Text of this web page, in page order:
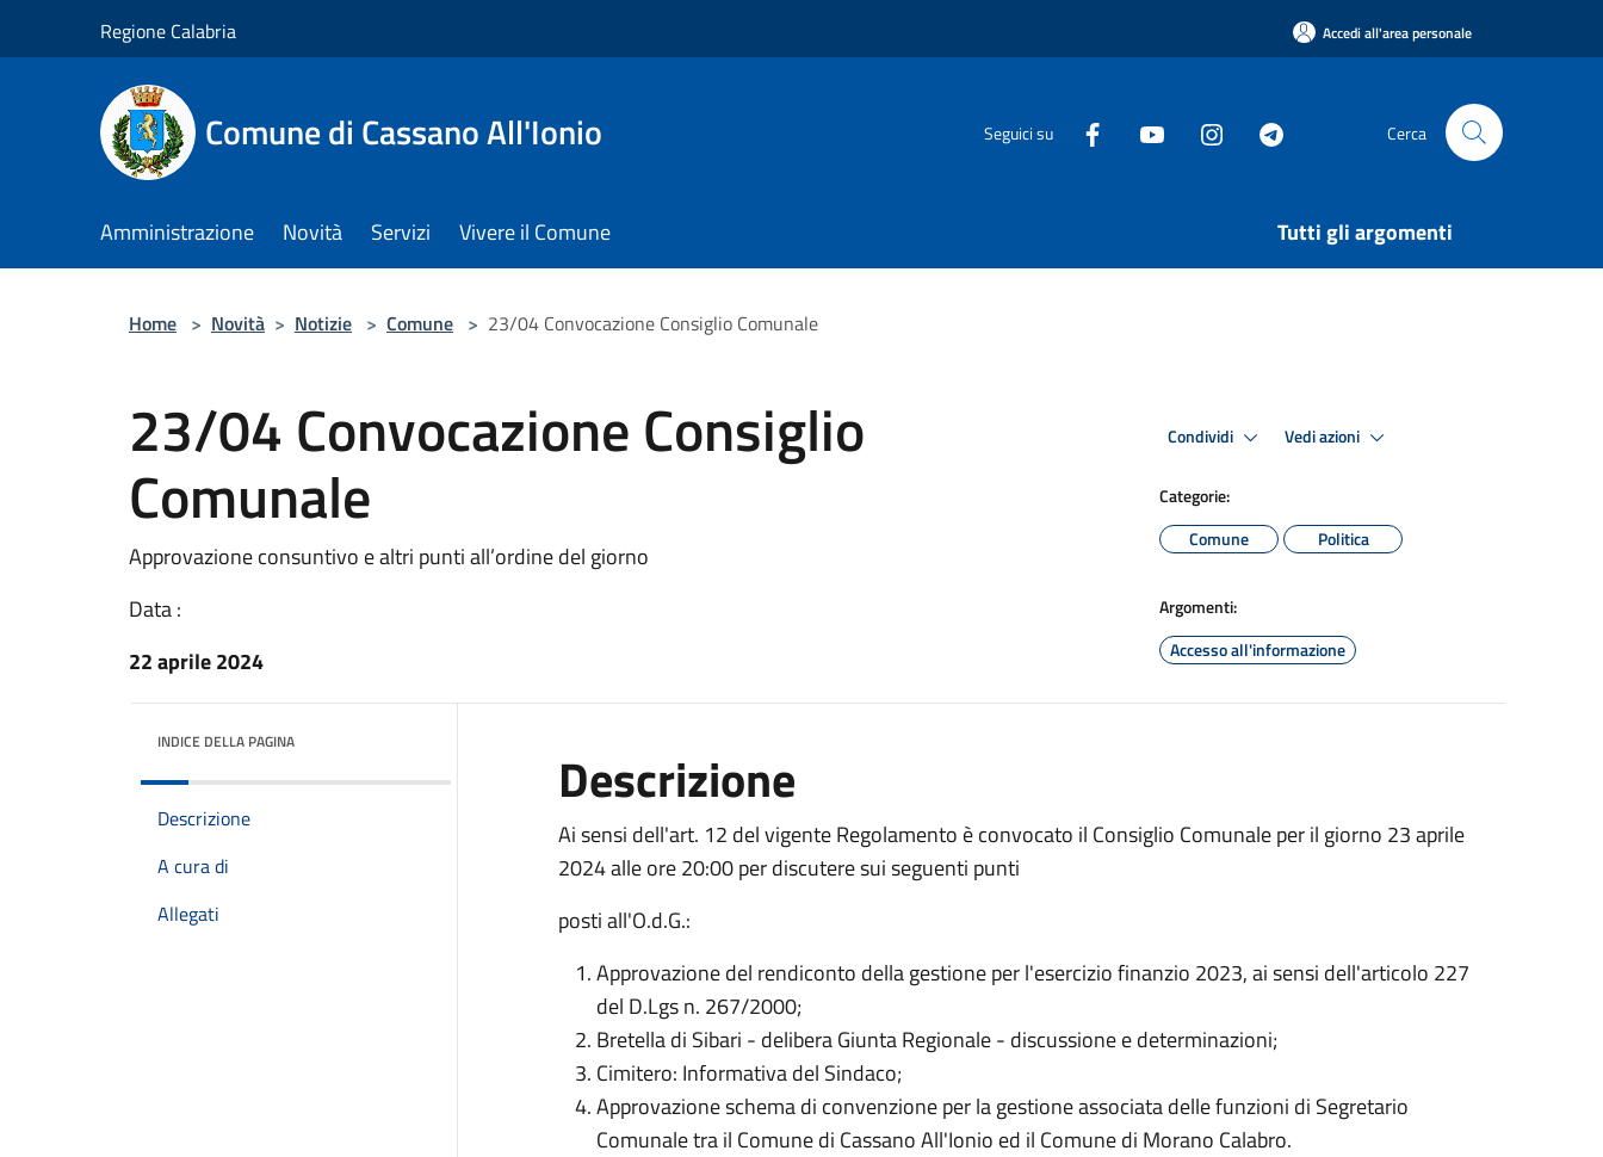
Regione Calabria Accedi all'area personale
Comune di Cassano All'Ionio Seguici su Cerca
Amministrazione Novità Servizi Vivere il Comune Tutti gli argomenti
Home > Novità > Notizie > Comune > 23/04 Convocazione Consiglio Comunale
23/04 Convocazione Consiglio
Comunale
Approvazione consuntivo e altri punti all’ordine del giorno
Data :
22 aprile 2024
Condividi Vedi azioni
Categorie:
Comune
Politica
Argomenti:
Accesso all'informazione
INDICE DELLA PAGINA
Descrizione
A cura di
Allegati
Descrizione
Ai sensi dell'art. 12 del vigente Regolamento è convocato il Consiglio Comunale per il giorno 23 aprile
2024 alle ore 20:00 per discutere sui seguenti punti
posti all'O.d.G.:
Approvazione del rendiconto della gestione per l'esercizio finanzio 2023, ai sensi dell'articolo 227
del D.Lgs n. 267/2000;
Bretella di Sibari - delibera Giunta Regionale - discussione e determinazioni;
Cimitero: Informativa del Sindaco;
Approvazione schema di convenzione per la gestione associata delle funzioni di Segretario
Comunale tra il Comune di Cassano All'Ionio ed il Comune di Morano Calabro.